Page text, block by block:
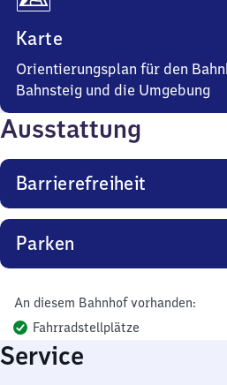
Karte
Orientierungsplan für den
Bahnsteig und die Umgebung
Ausstattung
Barrierefreiheit
Parken
An diesem Bahnhof vorhanden:
Fahrradstellplätze
Service